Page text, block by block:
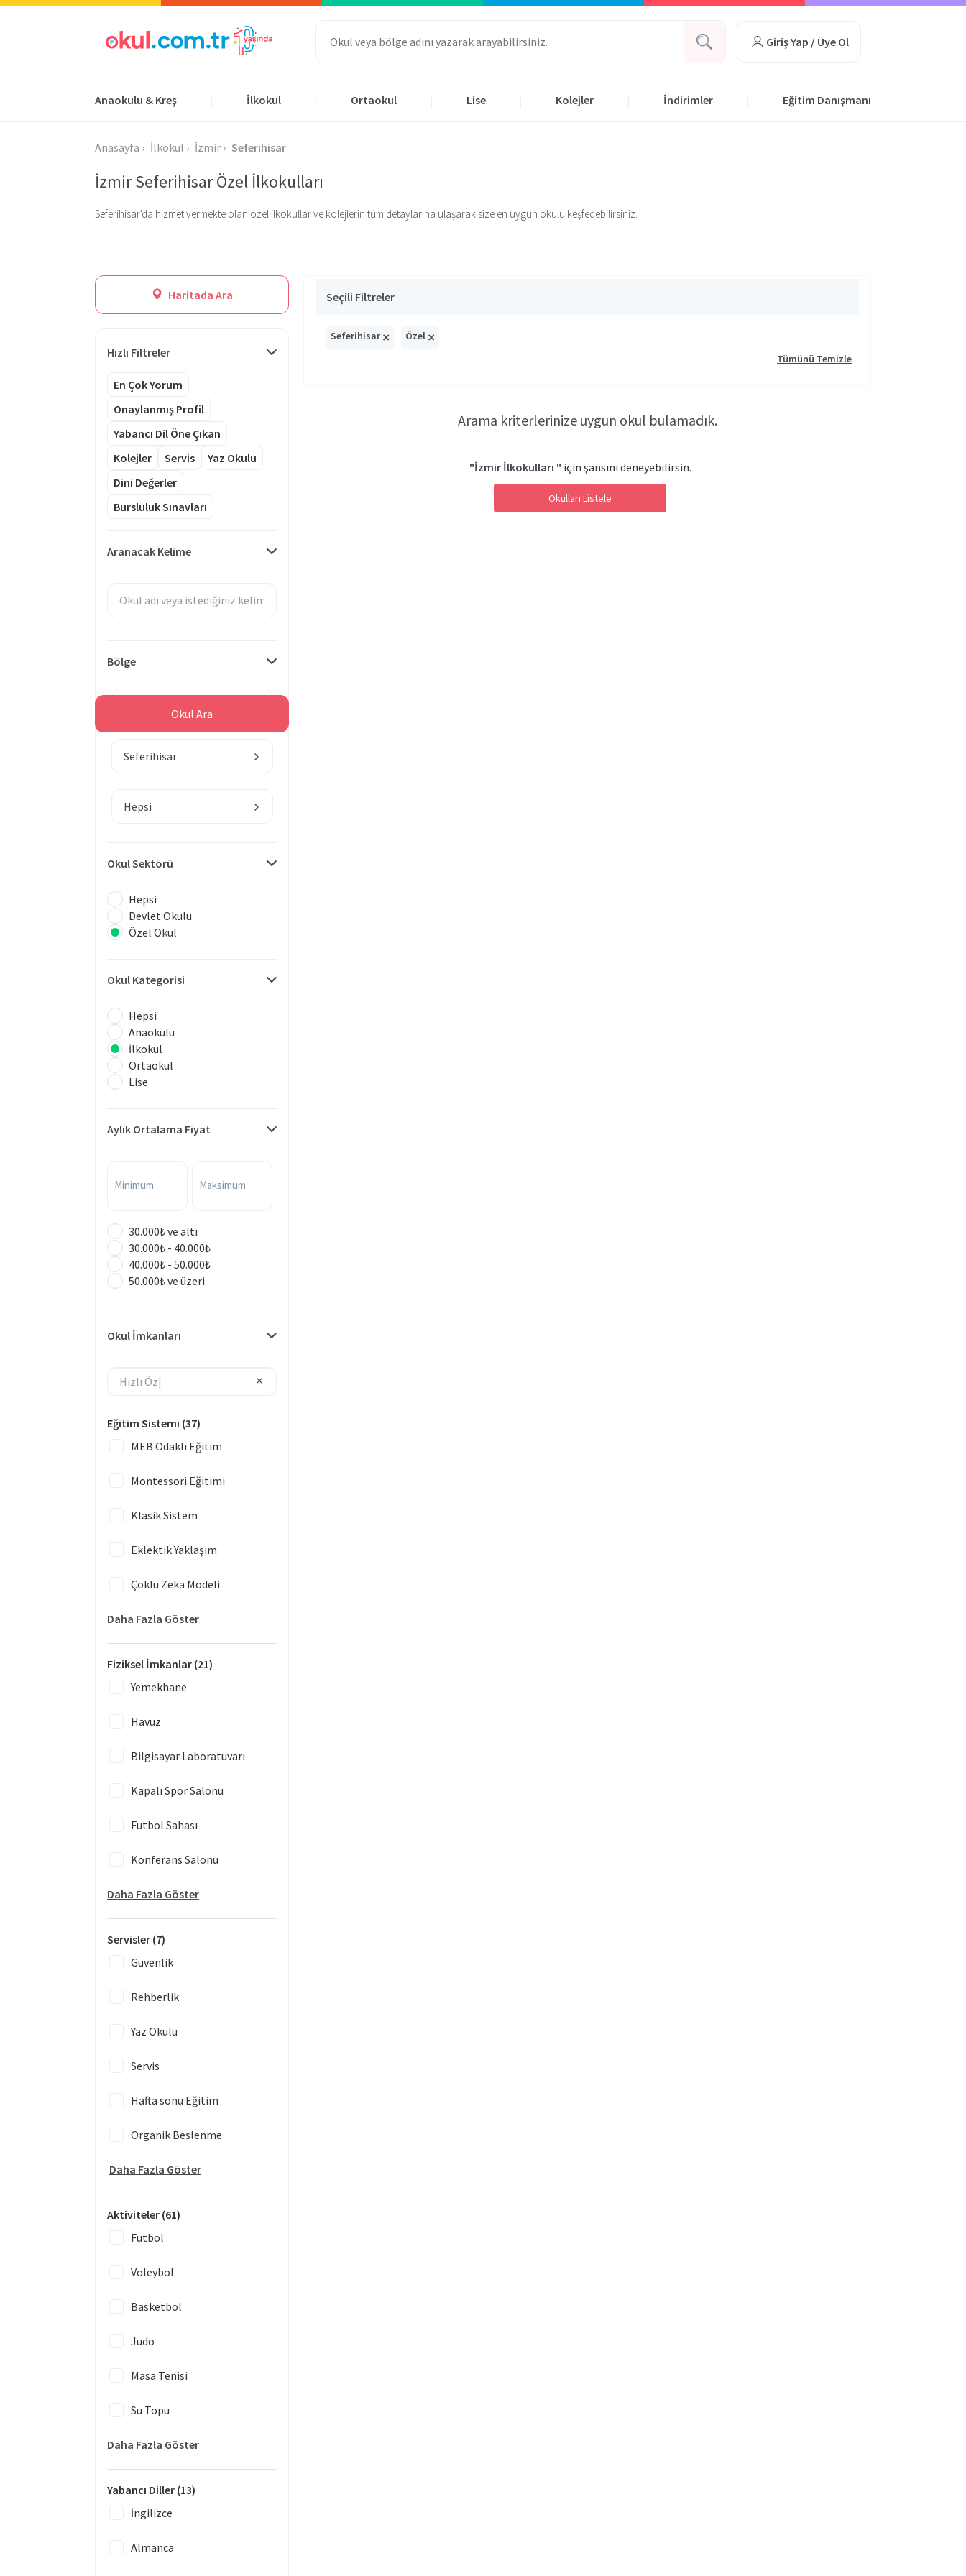
Giriş Yap / Üye Ol
Anaokulu & Kreş İlkokul Ortaokul Lise Kolejler İndirimler Eğitim Danışmanı
Anasayfa İlkokul İzmir Seferihisar
İzmir Seferihisar Özel İlkokulları
Seferihisar'da hizmet vermekte olan özel ilkokullar ve kolejlerin tüm detaylarına ulaşarak size en uygun okulu keşfedebilirsiniz.
Haritada Ara
Hızlı Filtreler
En Çok Yorum
Onaylanmış Profil
Yabancı Dil Öne Çıkan
Kolejler
Servis
Yaz Okulu
Dini Değerler
Bursluluk Sınavları
Aranacak Kelime
Bölge
Seferihisar
Hepsi
Okul Sektörü
Hepsi
Devlet Okulu
Özel Okul
Okul Kategorisi
Hepsi
Anaokulu
İlkokul
Ortaokul
Lise
Aylık Ortalama Fiyat
Minimum Maksimum
30.000₺ ve altı
30.000₺ - 40.000₺
40.000₺ - 50.000₺
50.000₺ ve üzeri
Okul İmkanları
Eğitim Sistemi (37)
MEB Odaklı Eğitim
Montessori Eğitimi
Klasik Sistem
Eklektik Yaklaşım
Çoklu Zeka Modeli
Daha Fazla Göster
Fiziksel İmkanlar (21)
Yemekhane
Havuz
Bilgisayar Laboratuvarı
Kapalı Spor Salonu
Futbol Sahası
Konferans Salonu
Daha Fazla Göster
Servisler (7)
Güvenlik
Rehberlik
Yaz Okulu
Servis
Hafta sonu Eğitim
Organik Beslenme
Daha Fazla Göster
Aktiviteler (61)
Futbol
Voleybol
Basketbol
Judo
Masa Tenisi
Su Topu
Daha Fazla Göster
Yabancı Diller (13)
İngilizce
Almanca
Okul Ara
Seçili Filtreler
Seferihisar× Özel ×
Tümünü Temizle
Arama kriterlerinize uygun okul bulamadık.
"İzmir İlkokulları " için şansını deneyebilirsin.
Okulları Listele